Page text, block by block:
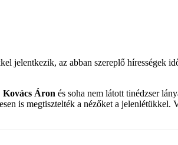
jelentkezik, az abban szereplő hírességek
Kovács Áron és soha nem látott tinédzser
is megtisztelték a nézőket a